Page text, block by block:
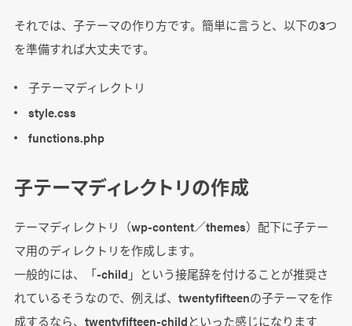
それでは、子テーマの作り方です。簡単に言うと、以下の3つ
を準備すれば大丈夫です。
子テーマディレクトリ
style.css
functions.php
子テーマディレクトリの作成
テーマディレクトリ（wp-content／themes）配下に子テー
マ用のディレクトリを作成します。
一般的には、「-child」という接尾辞を付けることが推奨さ
れているそうなので、例えば、twentyfifteenの子テーマを作
成するなら、twentyfifteen-childといった感じになります